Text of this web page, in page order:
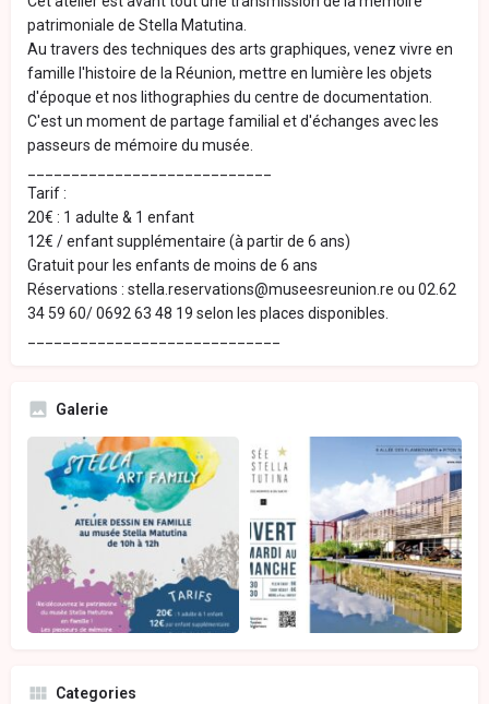
patrimoniale de Stella Matutina.
Au travers des techniques des arts graphiques, venez vivre en
famille l'histoire de la Réunion, mettre en lumière les objets
d'époque et nos lithographies du centre de documentation.
C'est un moment de partage familial et d'échanges avec les
passeurs de mémoire du musée.
Tarif :
20€ : 1 adulte & 1 enfant
12€ / enfant supplémentaire (à partir de 6 ans)
Gratuit pour les enfants de moins de 6 ans
Réservations : stella.reservations@museesreunion.re ou 02.62
34 59 60/ 0692 63 48 19 selon les places disponibles.
Galerie
Categories